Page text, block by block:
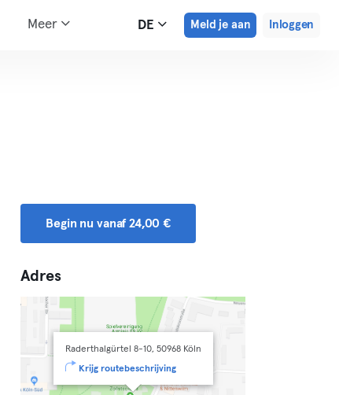
Meer DE Meld je aan Inloggen
Begin nu vanaf 24,00 €
Adres
Raderthalgürtel 8-10, 50968 Köln
Krijg routebeschrijving